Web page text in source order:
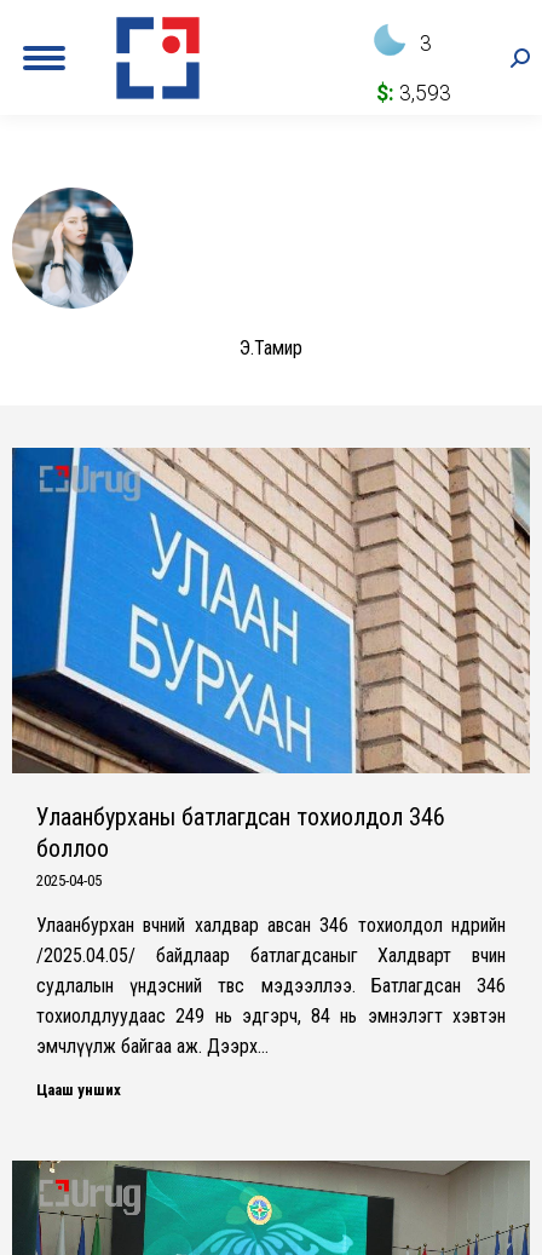
3
$: 3,593
Э.Тамир
Улаанбурханы батлагдсан тохиолдол 346
боллоо
2025-04-05
Улаанбурхан өвчний халдвар авсан 346 тохиолдол өнөөдрийн
/2025.04.05/ байдлаар батлагдсаныг Халдварт өвчин
судлалын үндэсний төвөөс мэдээллээ. Батлагдсан 346
тохиолдлуудаас 249 нь эдгэрч, 84 нь эмнэлэгт хэвтэн
эмчлүүлж байгаа аж. Дээрх…
Цааш унших